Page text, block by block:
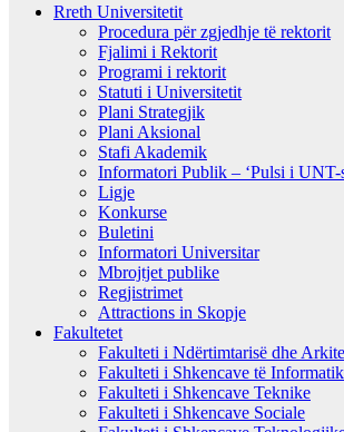
Rreth Universitetit
Procedura për zgjedhje të rektorit
Fjalimi i Rektorit
Programi i rektorit
Statuti i Universitetit
Plani Strategjik
Plani Aksional
Stafi Akademik
Informatori Publik – ‘Pulsi i UNT-
Ligje
Konkurse
Buletini
Informatori Universitar
Mbrojtjet publike
Regjistrimet
Attractions in Skopje
Fakultetet
Fakulteti i Ndërtimtarisë dhe
Fakulteti i Shkencave të
Fakulteti i Shkencave Teknike
Fakulteti i Shkencave Sociale